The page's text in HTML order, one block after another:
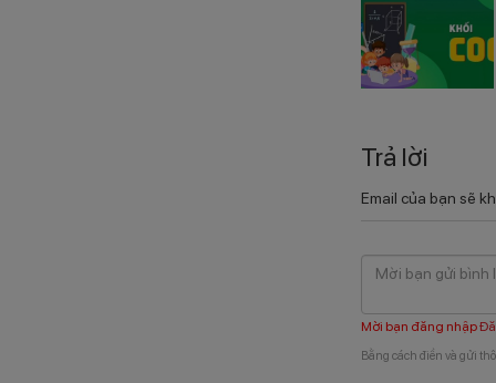
Trả lời
Email của bạn sẽ
Mời bạn đăng nhập
Bằng cách điền và gửi